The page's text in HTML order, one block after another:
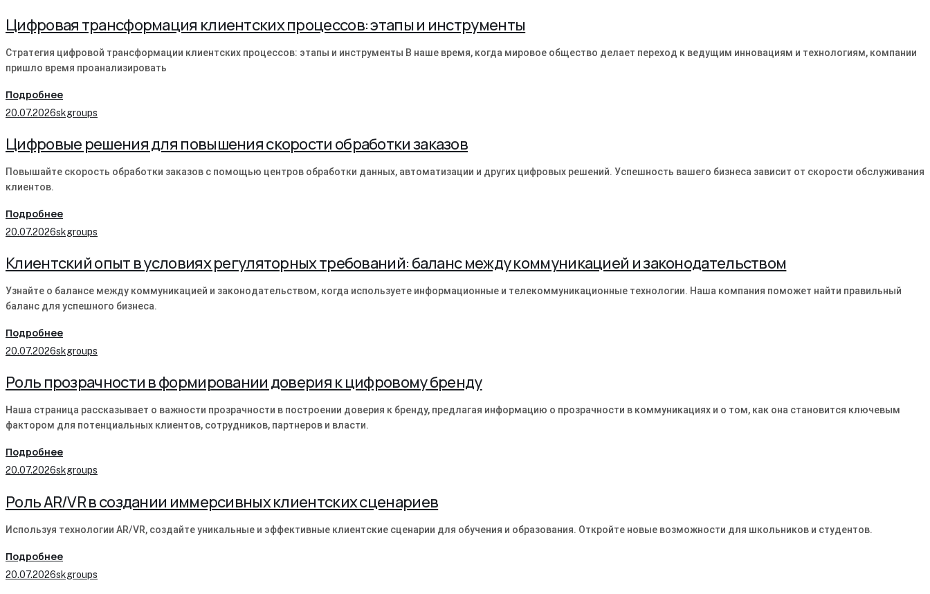
Цифровая трансформация клиентских процессов: этапы и инструменты
Стратегия цифровой трансформации клиентских процессов: этапы и инструменты В наше время, когда мировое общество делает переход к ведущим инновациям и технологиям, компании
пришло время проанализировать
Подробнее
20.07.2026skgroups
Цифровые решения для повышения скорости обработки заказов
Повышайте скорость обработки заказов с помощью центров обработки данных, автоматизации и других цифровых решений. Успешность вашего бизнеса зависит от скорости обслуживания
клиентов.
Подробнее
20.07.2026skgroups
Клиентский опыт в условиях регуляторных требований: баланс между коммуникацией и законодательством
Узнайте о балансе между коммуникацией и законодательством, когда используете информационные и телекоммуникационные технологии. Наша компания поможет найти правильный
баланс для успешного бизнеса.
Подробнее
20.07.2026skgroups
Роль прозрачности в формировании доверия к цифровому бренду
Наша страница рассказывает о важности прозрачности в построении доверия к бренду, предлагая информацию о прозрачности в коммуникациях и о том, как она становится ключевым
фактором для потенциальных клиентов, сотрудников, партнеров и власти.
Подробнее
20.07.2026skgroups
Роль AR/VR в создании иммерсивных клиентских сценариев
Используя технологии AR/VR, создайте уникальные и эффективные клиентские сценарии для обучения и образования. Откройте новые возможности для школьников и студентов.
Подробнее
20.07.2026skgroups